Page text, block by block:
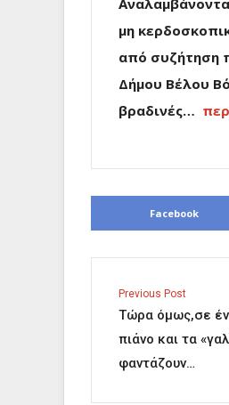
μη
από συζήτηση
Δήμου Βέλου
βραδινές…
Facebook
Previous Post
Τώρα όμως,σε
πιάνο και τα
φαντάζουν…